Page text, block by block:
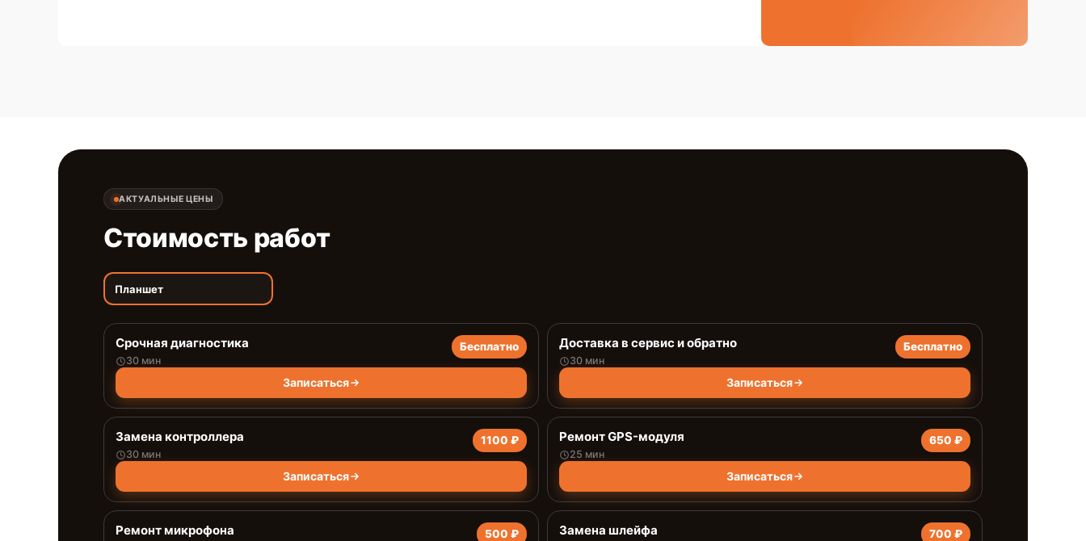
АКТУАЛЬНЫЕ ЦЕНЫ
Стоимость работ
Планшет
Срочная диагностика
30 мин
Бесплатно
Записаться
Доставка в сервис и обратно
30 мин
Бесплатно
Записаться
Замена контроллера
30 мин
1100 ₽
Записаться
Ремонт GPS-модуля
25 мин
650 ₽
Записаться
Ремонт микрофона 500 ₽ Замена шлейфа 700 ₽